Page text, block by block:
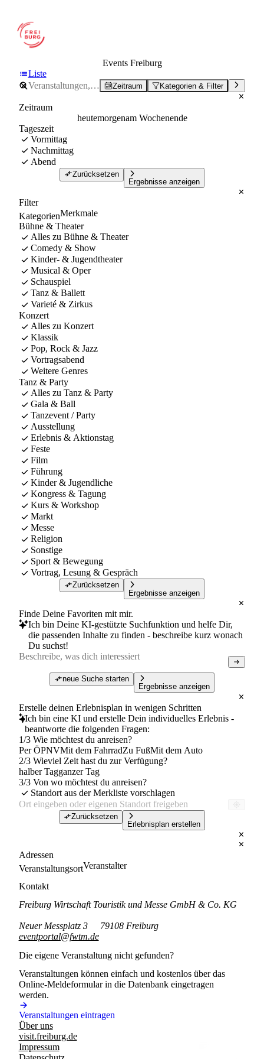
Events Freiburg
Liste
Zeitraum Kategorien & Filter
Zeitraum
heutemorgenam Wochenende
Tageszeit
Vormittag
Nachmittag
Abend
Zurücksetzen
Ergebnisse anzeigen
Filter
KategorienMerkmale
Bühne & Theater
Alles zu Bühne & Theater
Comedy & Show
Kinder- & Jugendtheater
Musical & Oper
Schauspiel
Tanz & Ballett
Varieté & Zirkus
Konzert
Alles zu Konzert
Klassik
Pop, Rock & Jazz
Vortragsabend
Weitere Genres
Tanz & Party
Alles zu Tanz & Party
Gala & Ball
Tanzevent / Party
Ausstellung
Erlebnis & Aktionstag
Feste
Film
Führung
Kinder & Jugendliche
Kongress & Tagung
Kurs & Workshop
Markt
Messe
Religion
Sonstige
Sport & Bewegung
Vortrag, Lesung & Gespräch
Zurücksetzen
Ergebnisse anzeigen
Finde Deine Favoriten mit mir.
Ich bin Deine KI-gestützte Suchfunktion und helfe Dir,
die passenden Inhalte zu finden - beschreibe kurz wonach
Du suchst!
neue Suche starten
Ergebnisse anzeigen
Erstelle deinen Erlebnisplan in wenigen Schritten
Ich bin eine KI und erstelle Dein individuelles Erlebnis -
beantworte die folgenden Fragen:
1/3 Wie möchtest du anreisen?
Per ÖPNVMit dem FahrradZu FußMit dem Auto
2/3 Wieviel Zeit hast du zur Verfügung?
halber Tagganzer Tag
3/3 Von wo möchtest du anreisen?
Standort aus der Merkliste vorschlagen
Zurücksetzen
Erlebnisplan erstellen
Adressen
VeranstaltungsortVeranstalter
Kontakt
Freiburg Wirtschaft Touristik und Messe GmbH & Co. KG
Neuer Messplatz 3
79108 Freiburg
eventportal@fwtm.de
Die eigene Veranstaltung nicht gefunden?
Veranstaltungen können einfach und kostenlos über das
Online-Meldeformular in die Datenbank eingetragen
werden.
Veranstaltungen eintragen
Über uns
visit.freiburg.de
Impressum